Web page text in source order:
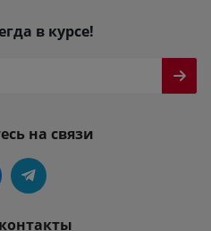
в курсе!
на связи